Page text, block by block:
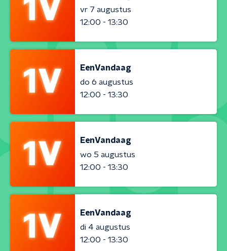
vr 7 augustus
12:00 - 13:30
EenVandaag
do 6 augustus
12:00 - 13:30
EenVandaag
wo 5 augustus
12:00 - 13:30
EenVandaag
di 4 augustus
12:00 - 13:30